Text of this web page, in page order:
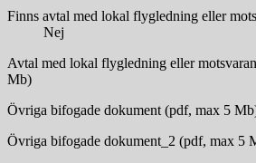
Finns avtal med lokal flygledning eller
Nej
Avtal med lokal flygledning eller
Mb)
Övriga bifogade dokument (pdf, max 5
Övriga bifogade dokument_2 (pdf, max 5